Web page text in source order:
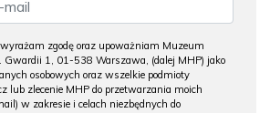
zgodę oraz upoważniam Muzeum
Gwardii 1, 01-538 Warszawa, (dalej MHP) jako
osobowych oraz wszelkie podmioty
lub zlecenie MHP do przetwarzania moich
w zakresie i celach niezbędnych do